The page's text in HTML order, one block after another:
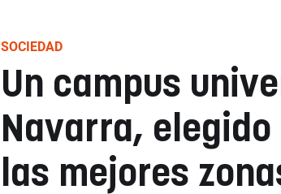
SOCIEDAD
Un campus
Navarra,
las mejores